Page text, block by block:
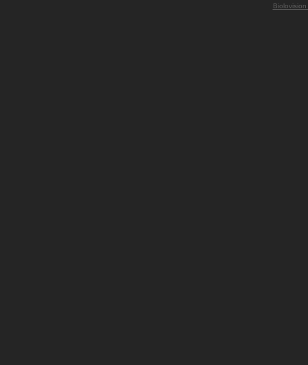
Biolovision